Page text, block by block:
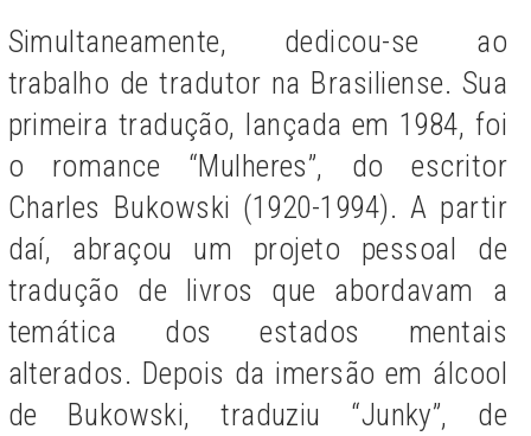
Simultaneamente, dedicou-se ao
trabalho de tradutor na Brasiliense. Sua
primeira tradução, lançada em 1984, foi
o romance “Mulheres”, do escritor
Charles Bukowski (1920-1994). A partir
daí, abraçou um projeto pessoal de
tradução de livros que abordavam a
temática dos estados mentais
alterados. Depois da imersão em álcool
de Bukowski, traduziu “Junky”, de